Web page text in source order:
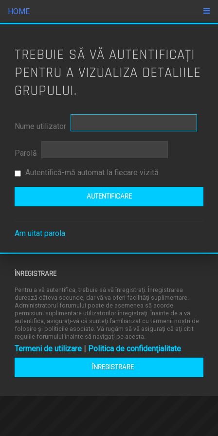
HOME
TREBUIE SĂ VĂ AUTENTIFICAŢI
PENTRU A VIZUALIZA DETALIILE
GRUPULUI.
Nume utilizator
Parolă
Autentifică-mă automat la fiecare vizită
Am uitat parola
ÎNREGISTRARE
Pentru a vă autentifica, trebuie să vă înregistraţi. Înregistrarea
durează câteva secunde, dar vă va oferi facilităţi suplimentare.
Administratorul forumului poate de asemenea să acorde
permisiuni suplimentare utilizatorilor înregistraţi. Înainte de a vă
autentifica, asiguraţi-vă că sunteţi familiarizat cu termenii noştri de
folosire şi politicile asociate. Vă rugăm să vă asiguraţi că aţi citit
regulile forumului înainte să navigaţi pe acesta.
Termeni de utilizare | Politica de confidenţialitate
ÎNREGISTRARE